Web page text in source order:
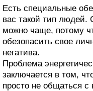
Есть специальные
вас такой тип людей.
можно чаще, потому
обезопасить свое
негатива.
Проблема
заключается в том,
просто не общаться с